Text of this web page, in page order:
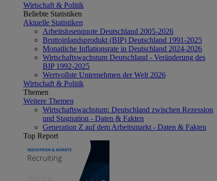
Wirtschaft & Politik
Beliebte Statistiken
Aktuelle Statistiken
Arbeitslosenquote Deutschland 2005-2026
Bruttoinlandsprodukt (BIP) Deutschland 1991-2025
Monatliche Inflationsrate in Deutschland 2024-2026
Wirtschaftswachstum Deutschland - Veränderung des
BIP 1992-2025
Wertvollste Unternehmen der Welt 2026
Wirtschaft & Politik
Themen
Weitere Themen
Wirtschaftswachstum: Deutschland zwischen Rezession
und Stagnation - Daten & Fakten
Generation Z auf dem Arbeitsmarkt - Daten & Fakten
Top Report